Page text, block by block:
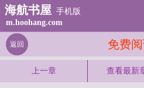
海航书屋 手机版
m.hoohang.com
免费
返回
上一章 查看最新